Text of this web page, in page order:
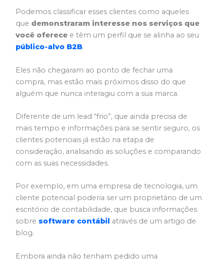
Podemos classificar esses clientes como aqueles
que demonstraram interesse nos serviços que
você oferecee têm um perfil que se alinha ao seu
público-alvo B2B.
Eles não chegaram ao ponto de fechar uma
compra, mas estão mais próximos disso do que
alguém que nunca interagiu com a sua marca.
Diferente de um lead “frio”, que ainda precisa de
mais tempo e informações para se sentir seguro, os
clientes potenciais já estão na etapa de
consideração, analisando as soluções e comparando
com as suas necessidades.
Por exemplo, em uma empresa de tecnologia, um
cliente potencial poderia ser um proprietário de um
escritório de contabilidade, que busca informações
sobre software contábil através de um artigo de
blog.
Embora ainda não tenham pedido uma